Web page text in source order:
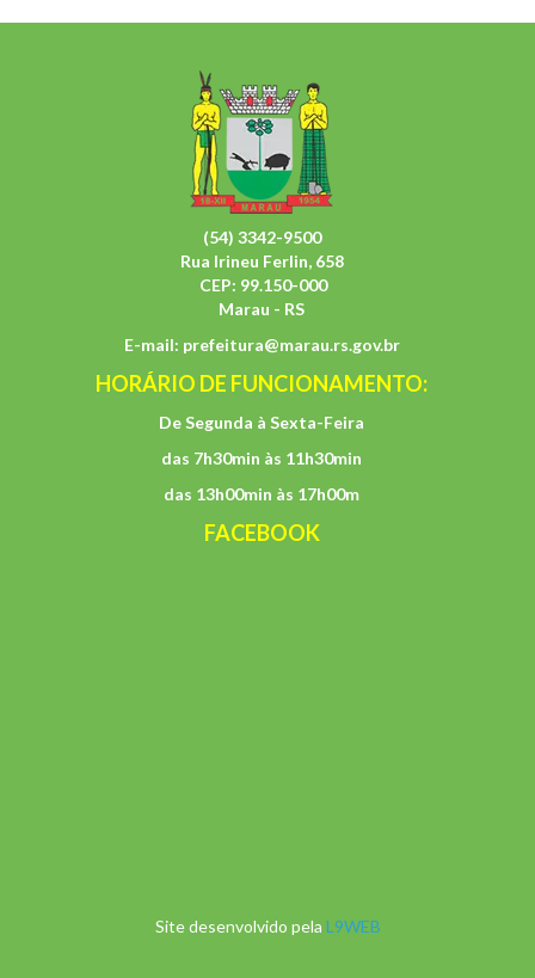
(54) 3342-9500
Rua Irineu Ferlin, 658
CEP: 99.150-000
Marau - RS
E-mail: prefeitura@marau.rs.gov.br
HORÁRIO DE FUNCIONAMENTO:
De Segunda à Sexta-Feira
das 7h30min às 11h30min
das 13h00min às 17h00m
FACEBOOK
Site desenvolvido pela L9WEB